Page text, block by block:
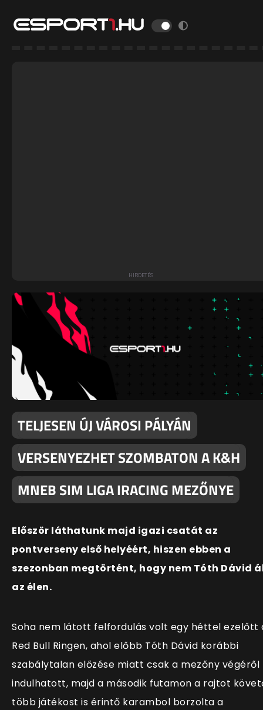
TELJESEN ÚJ VÁROSI PÁLYÁN
VERSENYEZHET SZOMBATON A K&H
MNEB SIM LIGA IRACING MEZŐNYE
Először láthatunk majd igazi csatát az
pontverseny első helyéért, hiszen ebben a
szezonban megtörtént, hogy nem Tóth Dávid
az élen.
Soha nem látott felfordulás volt egy héttel ezelőtt
Red Bull Ringen, ahol előbb Tóth Dávid korábbi
szabálytalan előzése miatt csak a mezőny végéről
indulhatott, majd a második futamon a rajtot
több játékost is érintő karambol borzolta a